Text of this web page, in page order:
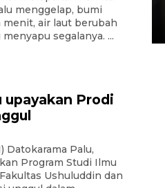
menggelap, bumi
air laut berubah
segalanya. ...
upayakan Prodi
Datokarama Palu,
Program Studi Ilmu
Ushuluddin dan
Palu
WIB